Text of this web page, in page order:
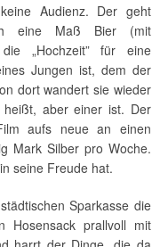
Audienz. Der geht
eine Maß Bier (mit
„Hochzeit” für eine
Jungen ist, dem der
dort wandert sie wieder
aber einer ist. Der
aufs neue an einen
Mark Silber pro Woche.
seine Freude hat.
Sparkasse die
Hosensack prallvoll mit